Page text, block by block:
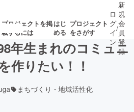
プロジェクトを掲
載するには
はじ
める
プロジェクト
をさがす
ト
募集終了が近いプ
ロジェクト
されます
ロ
グ
イ
ン
/
新
規
会
員
登
録
年生まれのコミュニ
作りたい！！
まちづくり・地域活性化